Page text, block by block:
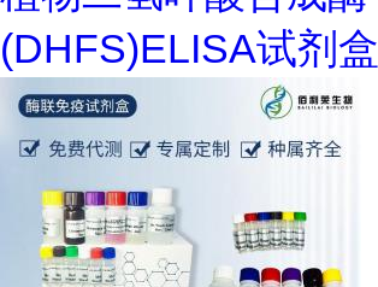
(DHFS)ELISA试剂盒